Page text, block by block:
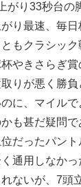
がり33秒台の
り最速、毎
もクラシッ
やきさらぎ
りが悪く勝
に、マイル
も甚だ疑問
だったパン
通用しなか
ないが、7頭